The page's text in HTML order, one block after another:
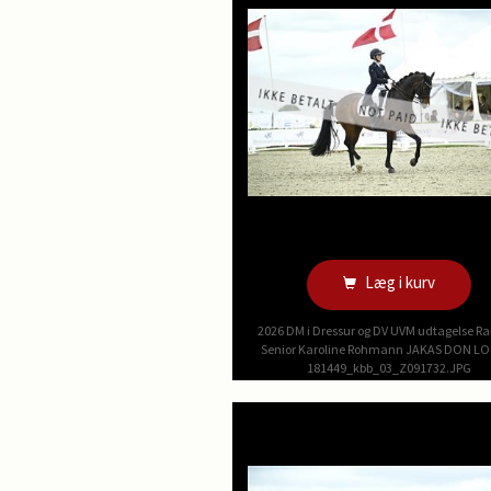
Læg i kurv
2026 DM i Dressur og DV UVM udtagelse
Senior Karoline Rohmann JAKAS DON
181449_kbb_03_Z091732.JPG